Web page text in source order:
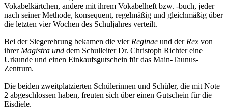
Vokabelkärtchen, andere mit ihrem Vokabelheft bzw. -buch, jeder
nach seiner Methode, konsequent, regelmäßig und gleichmäßig über
die letzten vier Wochen des Schuljahres verteilt.
Bei der Siegerehrung bekamen die vier Reginae und derRex von
ihrer Magistra und dem Schulleiter Dr. Christoph Richter eine
Urkunde und einen Einkaufsgutschein für das Main-Taunus-
Zentrum.
Die beiden zweitplatzierten Schülerinnen und Schüler, die mit Note
2 abgeschlossen haben, freuten sich über einen Gutschein für die
Eisdiele.